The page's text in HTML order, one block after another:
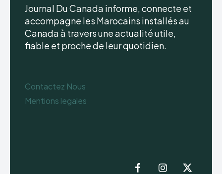
Journal Du Canada informe, connecte et
accompagne les Marocains installés au
Canada à travers une actualité utile,
fiable et proche de leur quotidien.
Contactez Nous
Mentions legales